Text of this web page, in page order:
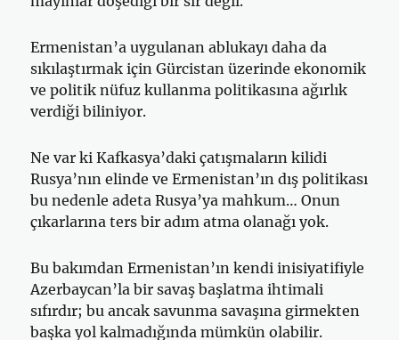
Ermenistan’a uygulanan ablukayı daha da
sıkılaştırmak için Gürcistan üzerinde ekonomik
ve politik nüfuz kullanma politikasına ağırlık
verdiği biliniyor.
Ne var ki Kafkasya’daki çatışmaların kilidi
Rusya’nın elinde ve Ermenistan’ın dış politikası
bu nedenle adeta Rusya’ya mahkum… Onun
çıkarlarına ters bir adım atma olanağı yok.
Bu bakımdan Ermenistan’ın kendi inisiyatifiyle
Azerbaycan’la bir savaş başlatma ihtimali
sıfırdır; bu ancak savunma savaşına girmekten
başka yol kalmadığında mümkün olabilir.